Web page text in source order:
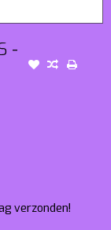
-
verzonden!